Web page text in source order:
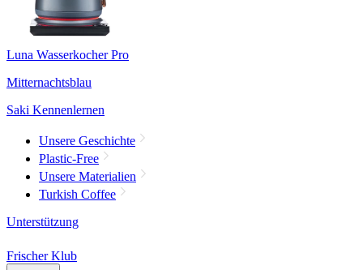
Luna Wasserkocher Pro
Mitternachtsblau
Saki Kennenlernen
Unsere Geschichte
Plastic-Free
Unsere Materialien
Turkish Coffee
Unterstützung
Frischer Klub